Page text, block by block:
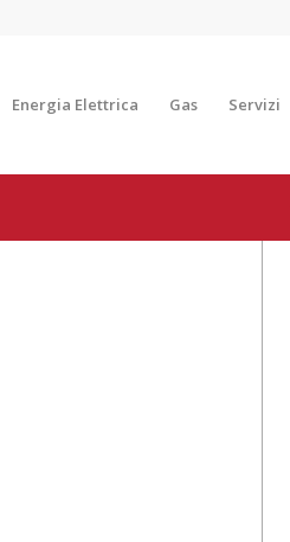
Energia Elettrica Gas Servizi